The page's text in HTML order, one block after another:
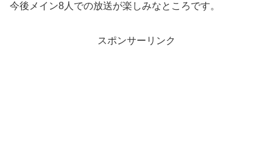
今後メイン8人での放送が楽しみなところです。
スポンサーリンク